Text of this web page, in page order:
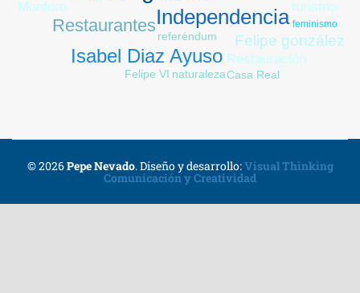
Independencia
Isabel Diaz Ayuso
Restaurantes
Felipe gonzález
Restauración
turismo
Montoro
Casa Real
naturaleza
referéndum
Felipe VI
feminismo
© 2026Pepe Nevado.Diseño y desarrollo:Visual Thinking
Comunicación y Creatividad